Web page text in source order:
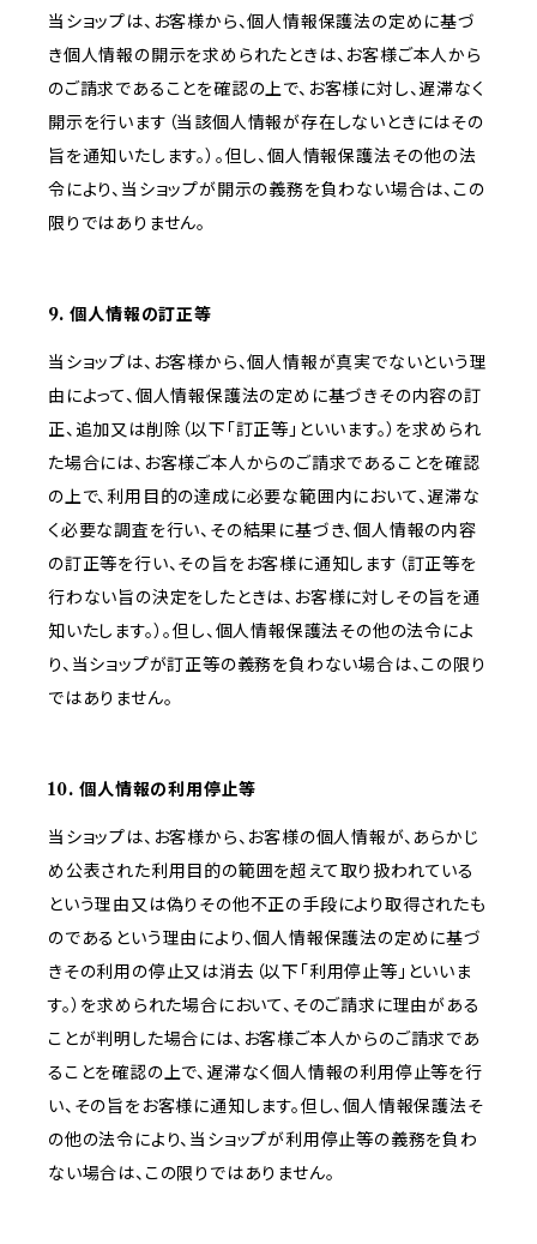
当ショップは、お客様から、個人情報保護法の定めに基づ
き個人情報の開示を求められたときは、お客様ご本人から
のご請求であることを確認の上で、お客様に対し、遅滞なく
開示を行います（当該個人情報が存在しないときにはその
旨を通知いたします。）。但し、個人情報保護法その他の法
令により、当ショップが開示の義務を負わない場合は、この
限りではありません。
9. 個人情報の訂正等
当ショップは、お客様から、個人情報が真実でないという理
由によって、個人情報保護法の定めに基づきその内容の訂
正、追加又は削除（以下「訂正等」といいます。）を求められ
た場合には、お客様ご本人からのご請求であることを確認
の上で、利用目的の達成に必要な範囲内において、遅滞な
く必要な調査を行い、その結果に基づき、個人情報の内容
の訂正等を行い、その旨をお客様に通知します（訂正等を
行わない旨の決定をしたときは、お客様に対しその旨を通
知いたします。）。但し、個人情報保護法その他の法令によ
り、当ショップが訂正等の義務を負わない場合は、この限り
ではありません。
10. 個人情報の利用停止等
当ショップは、お客様から、お客様の個人情報が、あらかじ
め公表された利用目的の範囲を超えて取り扱われている
という理由又は偽りその他不正の手段により取得されたも
のであるという理由により、個人情報保護法の定めに基づ
きその利用の停止又は消去（以下「利用停止等」といいま
す。）を求められた場合において、そのご請求に理由がある
ことが判明した場合には、お客様ご本人からのご請求であ
ることを確認の上で、遅滞なく個人情報の利用停止等を行
い、その旨をお客様に通知します。但し、個人情報保護法そ
の他の法令により、当ショップが利用停止等の義務を負わ
ない場合は、この限りではありません。